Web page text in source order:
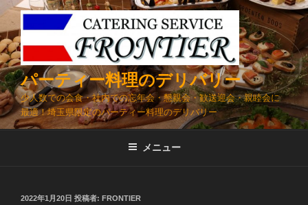
コ
テ
ン
ツ
へ
ス
キ
パーティー料理のデリバリー
少人数での会食・社内での忘年会・懇親会・歓送迎会・親睦会に
最適！埼玉県限定のパーティー料理のデリバリー
メニュー
投
2022年1月20日 投稿者: FRONTIER